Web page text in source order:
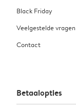
Black Friday
Veelgestelde vragen
Contact
Betaalopties